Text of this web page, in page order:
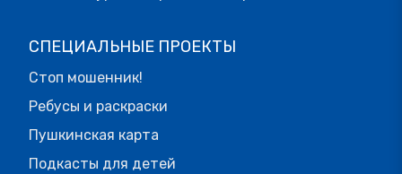
СПЕЦИАЛЬНЫЕ ПРОЕКТЫ
Стоп мошенник!
Ребусы и раскраски
Пушкинская карта
Подкасты для детей